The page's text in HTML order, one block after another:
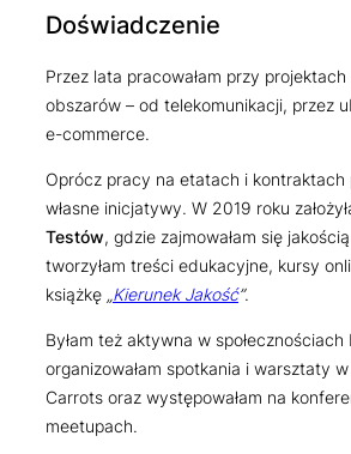
Doświadczenie
Przez lata pracowałam przy
obszarów – od telekomunikacji, przez
e-commerce.
Oprócz pracy na etatach i kontraktach
własne inicjatywy. W 2019 roku
Testów, gdzie zajmowałam się
tworzyłam treści edukacyjne, kursy
książkę „Kierunek Jakość”.
Byłam też aktywna w
organizowałam spotkania i warsztaty w
Carrots oraz występowałam na
meetupach.